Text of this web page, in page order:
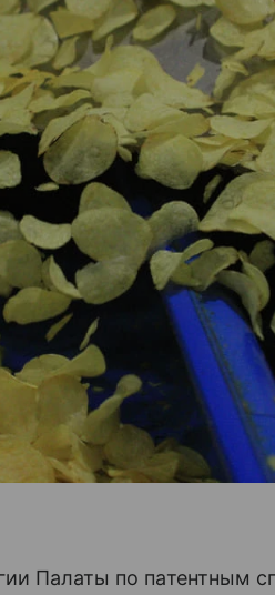
Палаты по патентным